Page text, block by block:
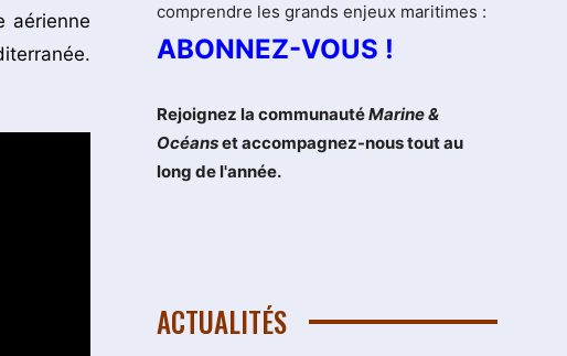
aérienne
comprendre les grands enjeux maritimes :
ABONNEZ-VOUS !
Rejoignez la communautéMarine &
Océanset accompagnez-nous tout au
long de l'année.
ACTUALITÉS